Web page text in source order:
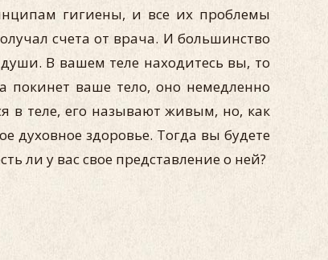
гигиены, и все их проблемы
счета от врача. И большинство
В вашем теле находитесь вы, то
покинет ваше тело, оно немедленно
в теле, его называют живым, но, как
духовное здоровье. Тогда вы будете
ли у вас свое представление о ней?